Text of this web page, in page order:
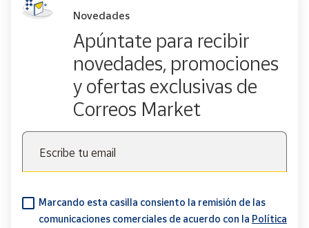
Novedades
Apúntate para recibir
novedades, promociones
y ofertas exclusivas de
Correos Market
Escribe tu email
Marcando esta casilla consiento la remisión de las
comunicaciones comerciales de acuerdo con la Política